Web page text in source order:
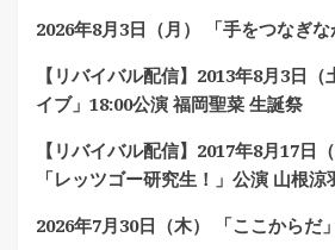
2026年8月3日（月） 「手をつなぎ
【リバイバル配信】2013年8月3日
イブ」18:00公演 福岡聖菜 生誕祭
【リバイバル配信】2017年8月17日
「レッツゴー研究生！」公演 山根涼
2026年7月30日（木） 「ここからだ